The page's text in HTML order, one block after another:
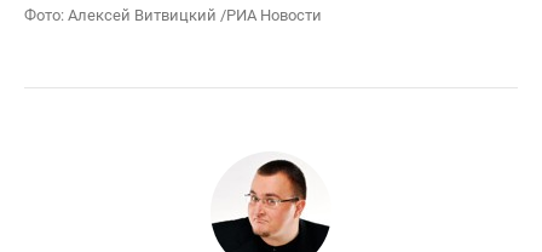
Фото: Алексей Витвицкий /РИА Новости